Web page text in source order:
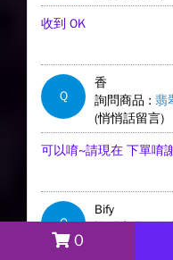
收到 OK
Q
香
詢問商品 : 翡
(悄悄話留言)
可以唷~請現在 下單唷
Q
Bify
0